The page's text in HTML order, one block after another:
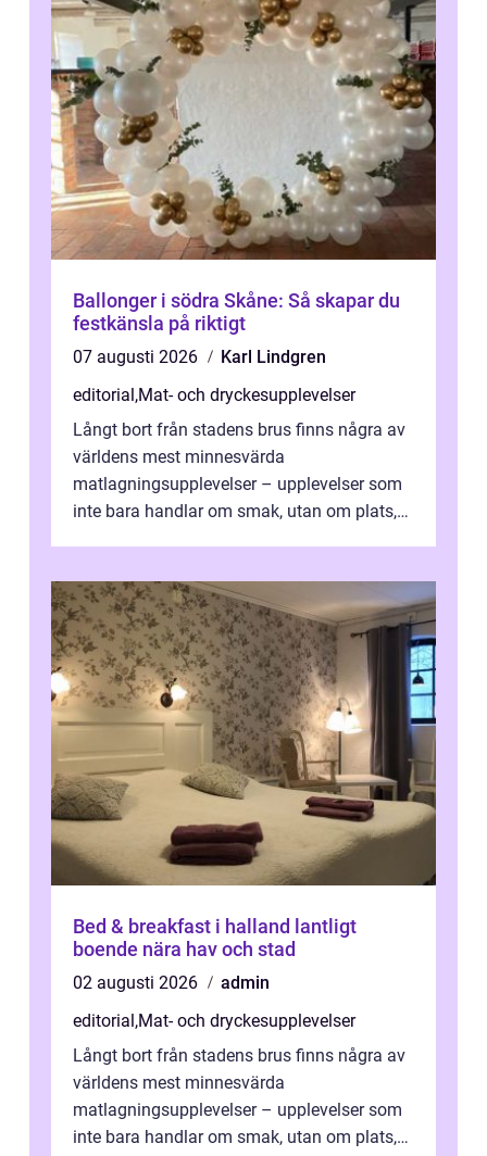
Ballonger i södra Skåne: Så skapar du
festkänsla på riktigt
07 augusti 2026
Karl Lindgren
editorial,Mat- och dryckesupplevelser
Långt bort från stadens brus finns några av
världens mest minnesvärda
matlagningsupplevelser – upplevelser som
inte bara handlar om smak, utan om plats,
Bed & breakfast i halland lantligt
boende nära hav och stad
02 augusti 2026
admin
editorial,Mat- och dryckesupplevelser
Långt bort från stadens brus finns några av
världens mest minnesvärda
matlagningsupplevelser – upplevelser som
inte bara handlar om smak, utan om plats,